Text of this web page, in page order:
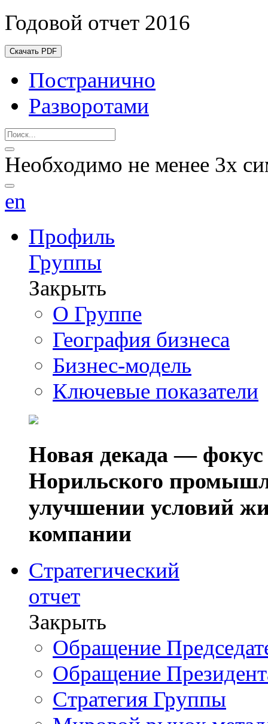
Годовой отчет 2016
Скачать PDF
Постранично
Разворотами
Необходимо не менее 3х
en
Профиль
Группы
Закрыть
О Группе
География бизнеса
Бизнес-модель
Ключевые показатели
Новая декада — фокус
Норильского
улучшении условий
компании
Стратегический
отчет
Закрыть
Обращение
Обращение
Стратегия Группы